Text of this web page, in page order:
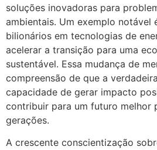
soluções inovadoras para
ambientais. Um exemplo notável
bilionários em tecnologias de
acelerar a transição para uma
sustentável. Essa mudança de
compreensão de que a
capacidade de gerar impacto
contribuir para um futuro melhor
gerações.
A crescente conscientização